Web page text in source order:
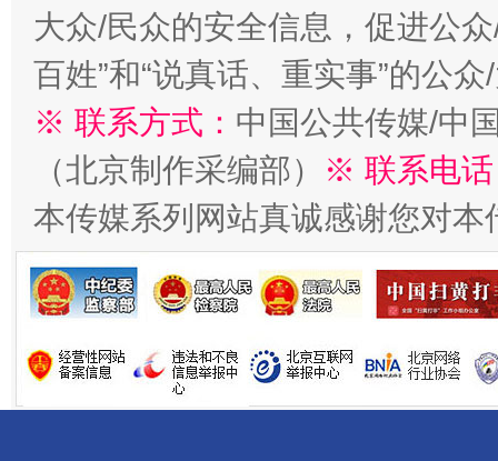
揭开“小金库”的免责幌子
大众/民众的安全信息，促进公
百姓”和“说真话、重实事”的公
※ 联系方式： 中国公共传媒/中
（北京制作采编部）
※ 联系电
本传媒系列网站真诚感谢您对